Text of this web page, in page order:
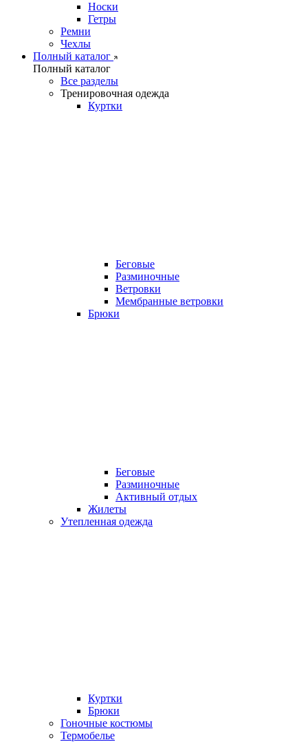
Носки
Гетры
Ремни
Чехлы
Полный каталог
Полный каталог
Все разделы
Тренировочная одежда
Куртки
Беговые
Разминочные
Ветровки
Мембранные ветровки
Брюки
Беговые
Разминочные
Активный отдых
Жилеты
Утепленная одежда
Куртки
Брюки
Гоночные костюмы
Термобелье